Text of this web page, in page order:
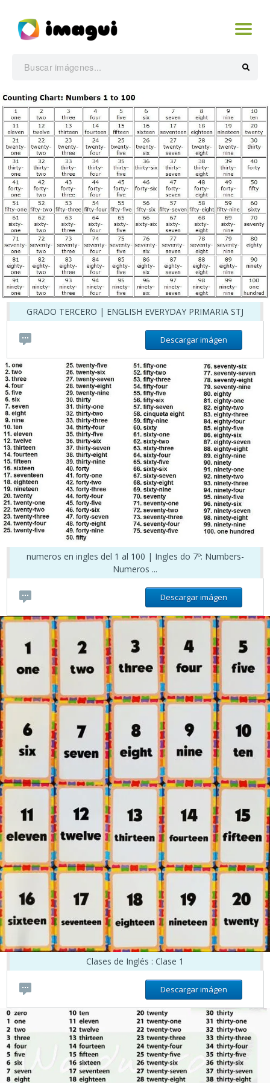
GRADO TERCERO | ENGLISH EVERYDAY PRIMARIA STJ
Descargar imágen
numeros en ingles del 1 al 100 | Ingles do 7º: Numbers-
Numeros ...
Descargar imágen
Clases de Inglés : Clase 1
Descargar imágen